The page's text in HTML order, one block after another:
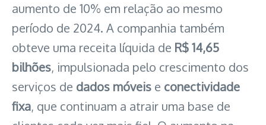
aumento de 10% em relação ao mesmo
período de 2024. A companhia também
obteve uma receita líquida de R$ 14,65
bilhões, impulsionada pelo crescimento dos
serviços de dados móveis e conectividade
fixa, que continuam a atrair uma base de